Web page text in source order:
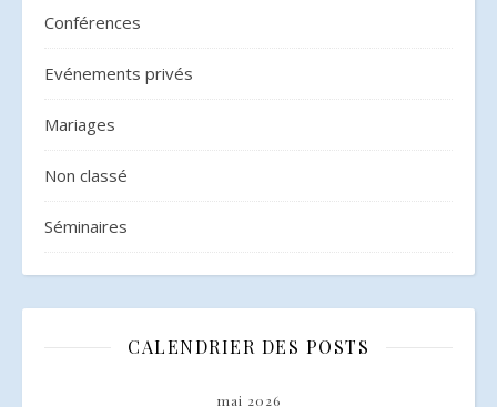
Conférences
Evénements privés
Mariages
Non classé
Séminaires
CALENDRIER DES POSTS
mai 2026